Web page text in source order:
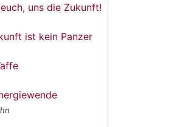
uns die Zukunft!
ist kein Panzer